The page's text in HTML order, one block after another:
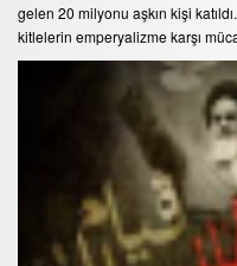
gelen 20 milyonu aşkın kişi
kitlelerin emperyalizme karşı